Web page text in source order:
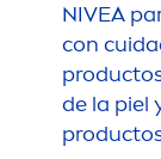
NIVEA
con
de la piel